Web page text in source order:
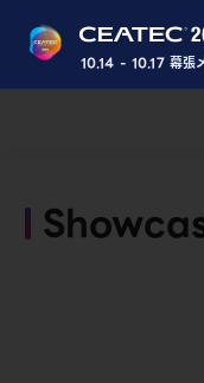
10.14 - 10.17 幕張